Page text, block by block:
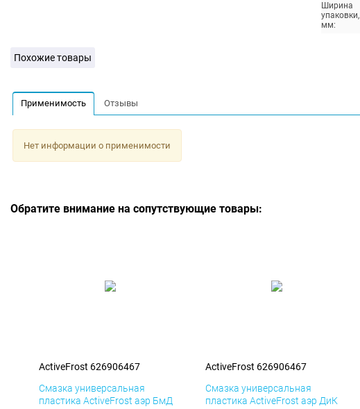
Ширина
упаковки,
мм:
Похожие товары
Применимость Отзывы
Нет информации о применимости
Обратите внимание на сопутствующие товары:
ActiveFrost 626906467
Смазка универсальная
пластика ActiveFrost аэр БмД
ActiveFrost 626906467
Смазка универсальная
пластика ActiveFrost аэр ДиК